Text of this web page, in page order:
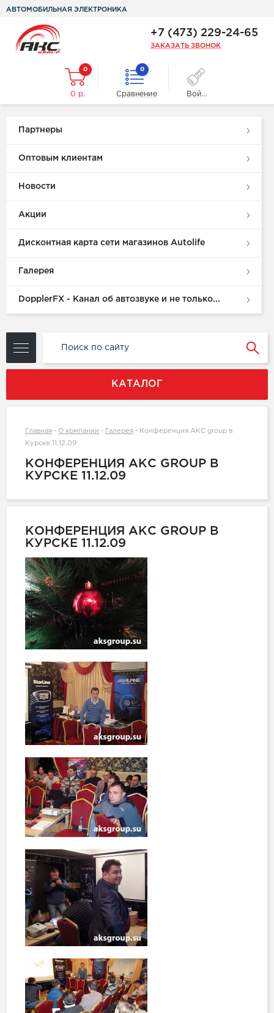
АВТОМОБИЛЬНАЯ ЭЛЕКТРОНИКА
+7 (473) 229-24-65
ЗАКАЗАТЬ ЗВОНОК
0
0 р.
0
Сравнение Войти
Партнеры
Оптовым клиентам
Новости
Акции
Дисконтная карта сети магазинов Autolife
Галерея
DopplerFX - Канал об автозвуке и не только...
КАТАЛОГ
Главная - О компании - Галерея - Конференция АКС group в
Курске 11.12.09
КОНФЕРЕНЦИЯ АКС GROUP В
КУРСКЕ 11.12.09
КОНФЕРЕНЦИЯ АКС GROUP В
КУРСКЕ 11.12.09